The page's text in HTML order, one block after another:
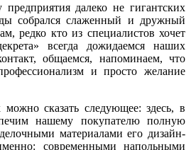
далеко не гигантских
собрался слаженный и дружный
редко кто из специалистов хочет
всегда дожидаемся наших
общаемся, напоминаем, что
и просто желание
сказать следующее: здесь, в
нашему покупателю полную
материалами его дизайн-
современными напольными